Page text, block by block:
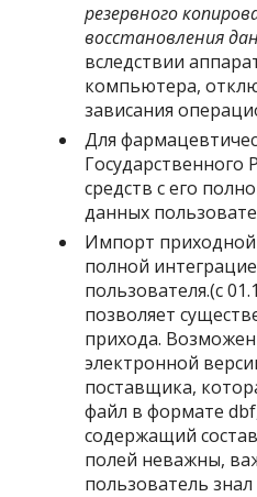
резервного
восстановления
вследствии
компьютера,
зависания
Для
Государственного
средств с его
данных
Импорт приходной
полной
пользователя.(с
позволяет
прихода.
электронной
поставщика,
файл в формате
содержащий
полей неважны,
пользователь